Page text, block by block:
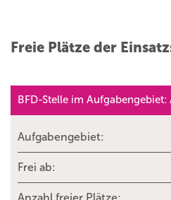
Freie Plätze der
BFD-Stelle im
Aufgabengebiet:
Frei ab: